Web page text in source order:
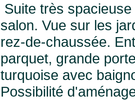
Suite très
salon. Vue sur les
rez-de-chaussée.
parquet, grande
turquoise avec
Possibilité